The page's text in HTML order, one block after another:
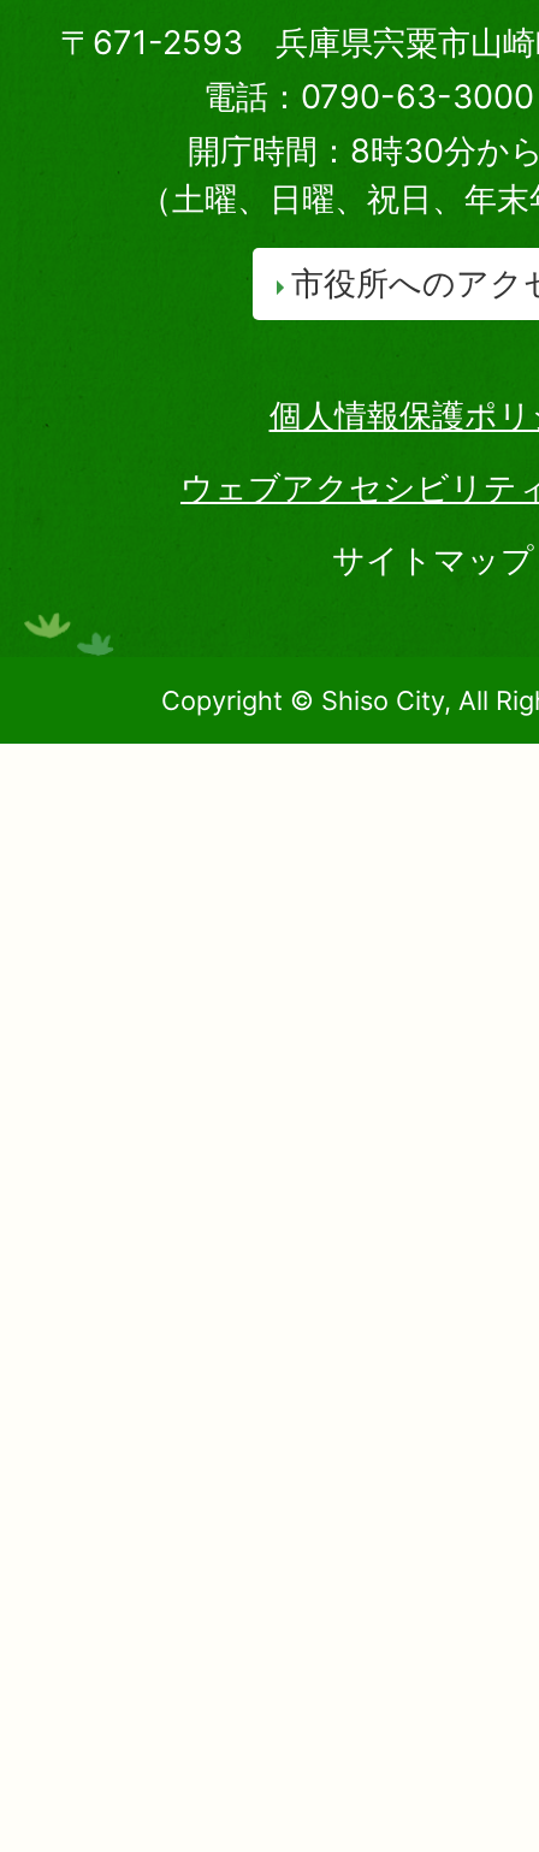
〒671-2593 兵庫県宍粟市山崎
電話：0790-63-3000
開庁時間：8時30分か
（土曜、日曜、祝日、年
市役所へのアク
個人情報保護ポ
ウェブアクセシビリテ
サイトマップ
Copyright © Shiso City, All